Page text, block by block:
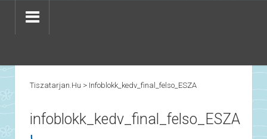
Tiszatarjan.hu > Infoblokk_kedv_final_felso_ESZA
infoblokk_kedv_final_felso_ESZA